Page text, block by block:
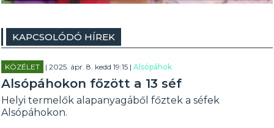
KAPCSOLÓDÓ HÍREK
KÖZÉLET | 2025. ápr. 8. kedd 19:15 |Alsópáhok
Alsópáhokon főzött a 13 séf
Helyi termelők alapanyagáből főztek a séfek
Alsópáhokon.